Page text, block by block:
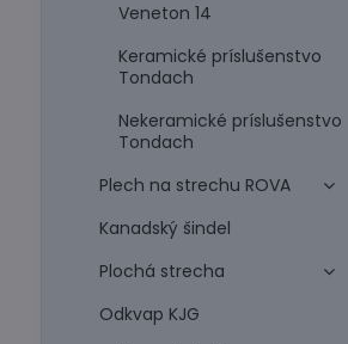
Veneton 14
Keramické príslušenstvo
Tondach
Nekeramické príslušenstvo
Tondach
Plech na strechu ROVA
Kanadský šindel
Plochá strecha
Odkvap KJG